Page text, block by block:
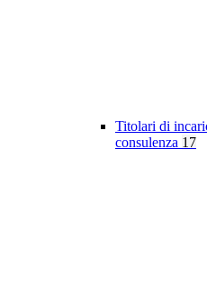
Titolari di
consulenza 17